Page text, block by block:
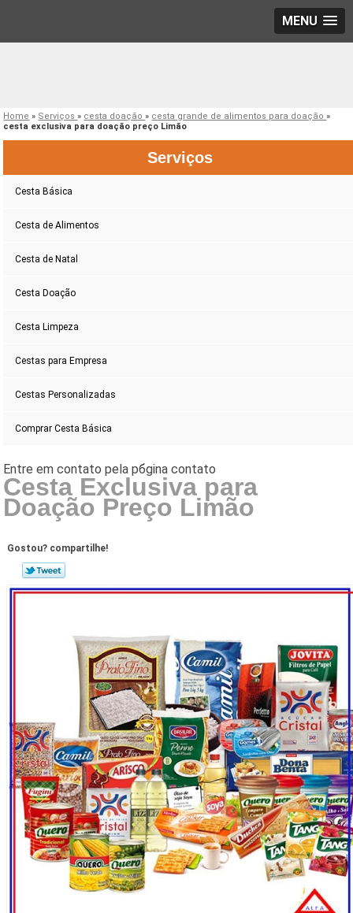
MENU
Home » Serviços» cesta doação» cesta grande de alimentos para doação»
cesta exclusiva para doação preço Limão
Serviços
Cesta Básica
Cesta de Alimentos
Cesta de Natal
Cesta Doação
Cesta Limpeza
Cestas para Empresa
Cestas Personalizadas
Comprar Cesta Básica
Cesta Exclusiva para
Doação Preço Limão
Gostou? compartilhe!